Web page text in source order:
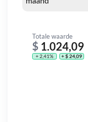
Totale waarde
$ 1.024,09
+ 2,41% + $ 24,09